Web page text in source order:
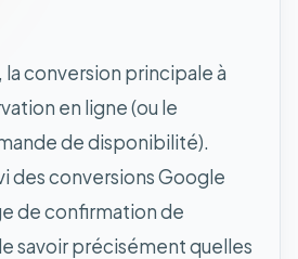
la conversion principale à
en ligne (ou le
de disponibilité).
des conversions Google
de confirmation de
savoir précisément quelles